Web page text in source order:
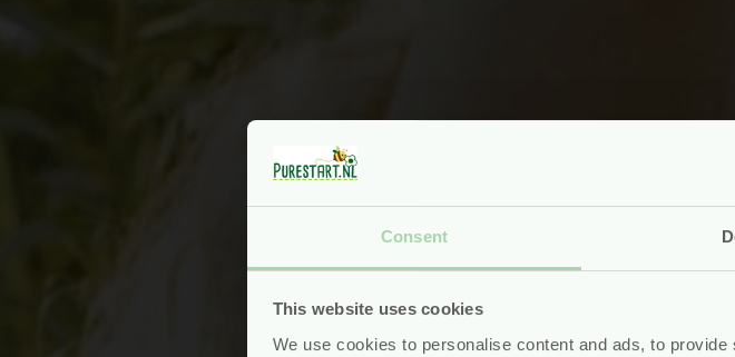
Consent
This website uses cookies
We use cookies to personalise content and ads, to